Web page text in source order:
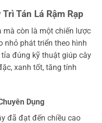
Tán Lá Rậm Rạp
mà còn là một chiến lược
nhỏ phát triển theo hình
đúng kỹ thuật giúp cây
xanh tốt, tăng tính
Dụng
đã đạt đến chiều cao